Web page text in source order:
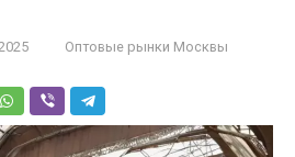
Оптовые рынки Москвы